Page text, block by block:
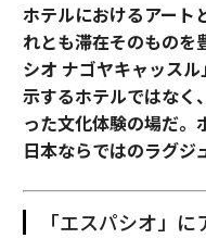
ホテルにおけるアート
れとも滞在そのものを
シオ ナゴヤキャッス
示するホテルではなく
った文化体験の場だ。
日本ならではのラグジ
「エスパシオ」